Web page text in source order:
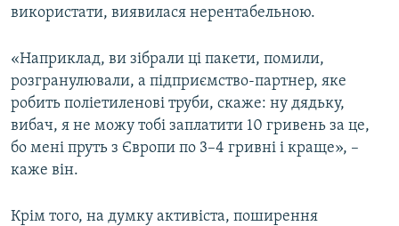
використати, виявилася нерентабельною.
«Наприклад, ви зібрали ці пакети, помили,
розгранулювали, а підприємство-партнер, яке
робить поліетиленові труби, скаже: ну дядьку,
вибач, я не можу тобі заплатити 10 гривень за це,
бо мені пруть з Європи по 3–4 гривні і краще», –
каже він.
Крім того, на думку активіста, поширення